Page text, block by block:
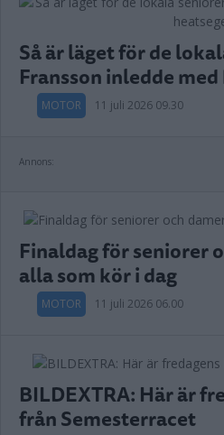
Så är läget för de
Fransson inledde
MOTOR 11 juli 2026 09.30
Annons:
Finaldag för seniorer
alla som kör i dag
MOTOR 11 juli 2026 06.00
BILDEXTRA: Här är
från Semesterracet